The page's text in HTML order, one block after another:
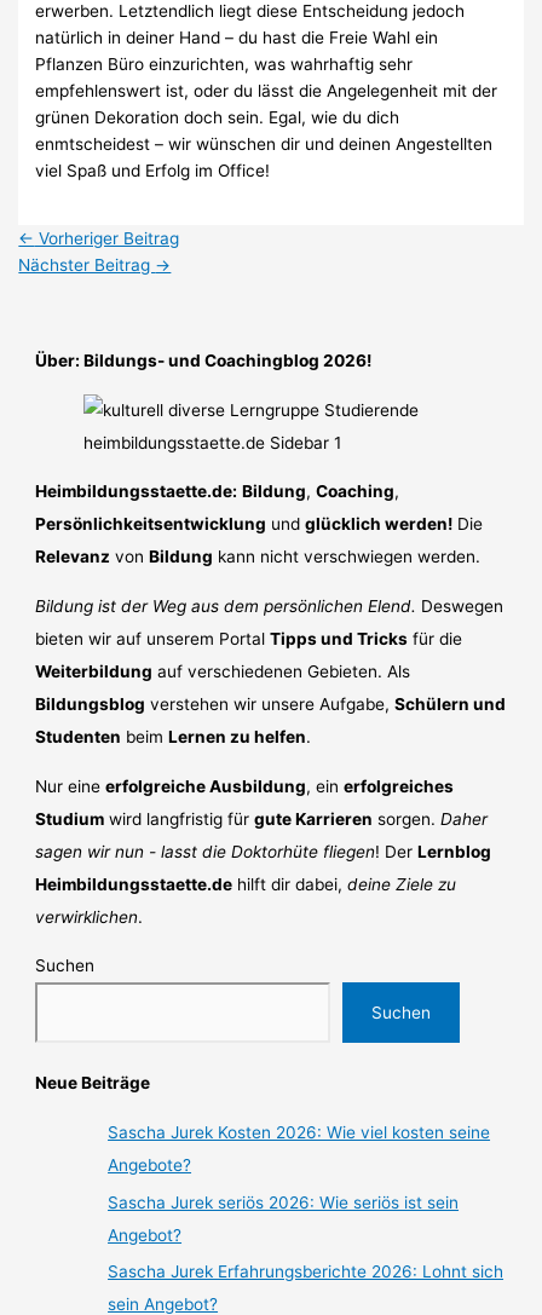
erwerben. Letztendlich liegt diese Entscheidung jedoch
natürlich in deiner Hand – du hast die Freie Wahl ein
Pflanzen Büro einzurichten, was wahrhaftig sehr
empfehlenswert ist, oder du lässt die Angelegenheit mit der
grünen Dekoration doch sein. Egal, wie du dich
enmtscheidest – wir wünschen dir und deinen Angestellten
viel Spaß und Erfolg im Office!
← Vorheriger Beitrag
Nächster Beitrag →
Über: Bildungs- und Coachingblog 2026!
Heimbildungsstaette.de: Bildung,Coaching,
Persönlichkeitsentwicklung undglücklich werden! Die
Relevanz vonBildung kann nicht verschwiegen werden.
Bildung ist der Weg aus dem persönlichen Elend. Deswegen
bieten wir auf unserem PortalTipps und Tricks für die
Weiterbildung auf verschiedenen Gebieten. Als
Bildungsblog verstehen wir unsere Aufgabe,Schülern und
Studenten beimLernen zu helfen.
Nur eineerfolgreiche Ausbildung, einerfolgreiches
Studium wird langfristig fürgute Karrieren sorgen.Daher
sagen wir nun - lasst die Doktorhüte fliegen! DerLernblog
Heimbildungsstaette.de hilft dir dabei,deine Ziele zu
verwirklichen.
Suchen
Suchen
Neue Beiträge
Sascha Jurek Kosten 2026: Wie viel kosten seine
Angebote?
Sascha Jurek seriös 2026: Wie seriös ist sein
Angebot?
Sascha Jurek Erfahrungsberichte 2026: Lohnt sich
sein Angebot?